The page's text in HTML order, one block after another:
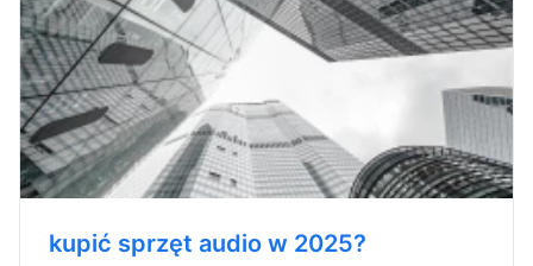
kupić sprzęt audio w 2025?